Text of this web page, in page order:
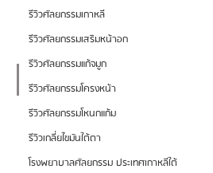
รีวิวศัลยกรรมเกาหลี
รีวิวศัลยกรรมเสริมหน้าอก
รีวิวศัลยกรรมแก้จมูก
รีวิวศัลยกรรมโครงหน้า
รีวิวศัลยกรรมโหนกแก้ม
รีวิวเกลี่ยไขมันใต้ตา
โรงพยาบาลศัลยกรรม ประเทศเกาหลีใต้